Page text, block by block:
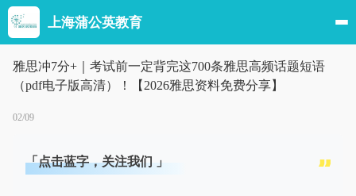
上海蒲公英教育
雅思冲7分+｜考试前一定背完这700条雅思高频话题短语
（pdf电子版高清）！【2026雅思资料免费分享】
02/09
「点击蓝字，关注我们 」